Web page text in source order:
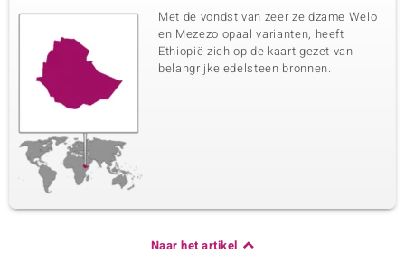
Met de vondst van zeer zeldzame Welo
en Mezezo opaal varianten, heeft
Ethiopië zich op de kaart gezet van
belangrijke edelsteen bronnen.
Naar het artikel